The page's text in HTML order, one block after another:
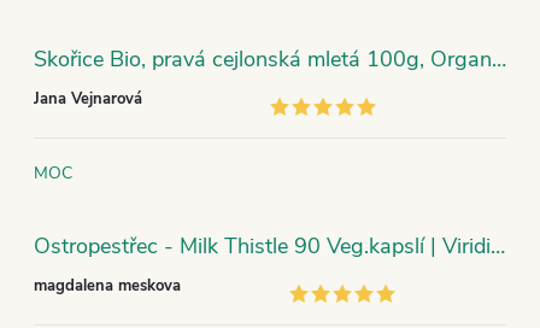
Skořice Bio, pravá cejlonská mletá 100g, Organic India
Jana Vejnarová
MOC
Ostropestřec - Milk Thistle 90 Veg.kapslí | Viridian
magdalena meskova